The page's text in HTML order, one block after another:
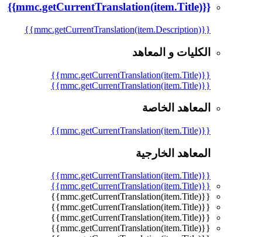
{{mmc.getCurrentTranslation(item.Title)}}
{{mmc.getCurrentTranslation(item.Description)}}
الكليات و المعاهد
{{mmc.getCurrentTranslation(item.Title)}}
{{mmc.getCurrentTranslation(item.Title)}}
المعاهد الخاصة
{{mmc.getCurrentTranslation(item.Title)}}
المعاهد الخارجية
{{mmc.getCurrentTranslation(item.Title)}}
{{mmc.getCurrentTranslation(item.Title)}}
{{mmc.getCurrentTranslation(item.Title)}}
{{mmc.getCurrentTranslation(item.Title)}}
{{mmc.getCurrentTranslation(item.Title)}}
{{mmc.getCurrentTranslation(item.Title)}}